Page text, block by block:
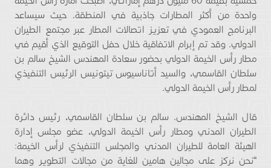
واحدة من أكثر المطارات جاذبية في المنطقة. حيث سيساعد
البرنامج العمودي في تعزيز اتصالات المطار عبر مجتمع الطيران
الدولي. وقد تم إبرام الاتفاقية خلال حفل التوقيع الذي أقيم في
مطار رأس الخيمة الدولي بحضور سعادة المهندس الشيخ سالم بن
سلطان القاسمي، والسيد أتاناسيوس تيتونيس الرئيس التنفيذي
لمطار رأس الخيمة الدولي.
قال الشيخ المهندس. سالم بن سلطان القاسمي، رئيس دائرة
الطيران المدني ومطار رأس الخيمة الدولي، عضو مجلس إدارة
الهيئة العامة للطيران المدني والمجلس التنفيذي لرأس الخيمة:
“نحن نركز على مجالين هامين للغاية من مجالات التطوير وهما